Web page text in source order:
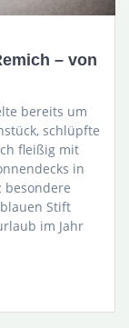
– von
bereits um
schlüpfte
fleißig mit
in
besondere
Stift
im Jahr